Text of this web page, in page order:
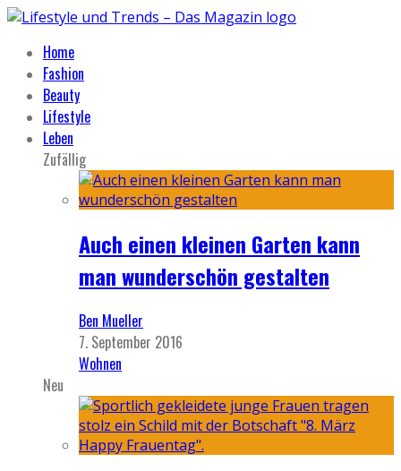
Home
Fashion
Beauty
Lifestyle
Leben
Zufällig
Auch einen kleinen Garten kann
man wunderschön gestalten
Ben Mueller
7. September 2016
Wohnen
Neu